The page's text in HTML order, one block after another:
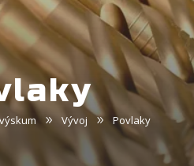
9 Vývoj 9 Povlaky